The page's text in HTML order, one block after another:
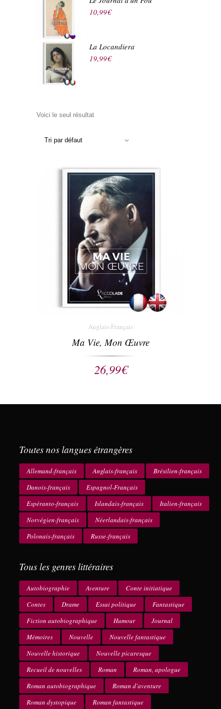
10,99€
La Locandiera
19,99€
Voici le seul résultat
Tri par défaut
Anglais-Français
Ma Vie, Mon Œuvre
26,99€
Toutes nos langues étrangères
Allemand-français Anglais-français
Brésilien-français
Danois-français
Espagnol-Français
Espéranto-français
Islandais-français
Italien-français
Norvégien-français
Néerlandais-français
Polonais-français
Russe-français
Tous les genres littéraires
Autobiographie Aventure
Conte initiatique
Contes
Drame Essai politique
Fantastique
Fiction autobiographique
Humour
Journal
Mémoires
Nouvelle
Nouvelle fantastique
Nouvelle historique
Nouvelle picaresque
Recueil de nouvelles
Roman
Roman, apologue
Roman autobiographique
Roman d'aventure
Roman dystopique
Roman fantastique